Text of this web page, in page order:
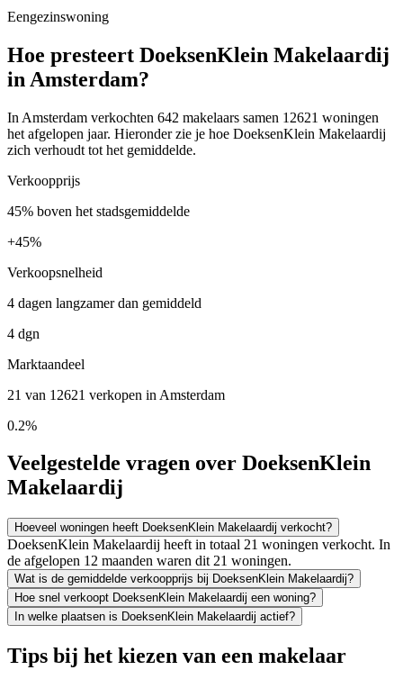
Eengezinswoning
Hoe presteert DoeksenKlein Makelaardij
in Amsterdam?
In Amsterdam verkochten 642 makelaars samen 12621 woningen
het afgelopen jaar. Hieronder zie je hoe DoeksenKlein Makelaardij
zich verhoudt tot het gemiddelde.
Verkoopprijs
45% boven het stadsgemiddelde
+45%
Verkoopsnelheid
4 dagen langzamer dan gemiddeld
4 dgn
Marktaandeel
21 van 12621 verkopen in Amsterdam
0.2%
Veelgestelde vragen over DoeksenKlein
Makelaardij
Hoeveel woningen heeft DoeksenKlein Makelaardij verkocht?
DoeksenKlein Makelaardij heeft in totaal 21 woningen verkocht. In
de afgelopen 12 maanden waren dit 21 woningen.
Wat is de gemiddelde verkoopprijs bij DoeksenKlein Makelaardij?
Hoe snel verkoopt DoeksenKlein Makelaardij een woning?
In welke plaatsen is DoeksenKlein Makelaardij actief?
Tips bij het kiezen van een makelaar